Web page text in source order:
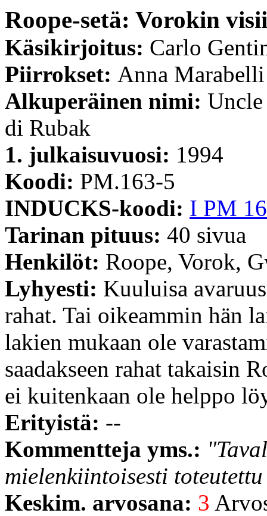
Roope-setä: Vorokin
Käsikirjoitus: Carlo
Piirrokset: Anna Marabelli
Alkuperäinen nimi:
di Rubak
1. julkaisuvuosi: 1994
Koodi: PM.163-5
INDUCKS-koodi: I PM
Tarinan pituus: 40 sivua
Henkilöt: Roope, Vorok,
Lyhyesti: Kuuluisa
rahat. Tai oikeammin hän
lakien mukaan ole
saadakseen rahat takaisin
ei kuitenkaan ole helppo
Erityistä: --
Kommentteja yms.:
mielenkiintoisesti
Keskim. arvosana: 3